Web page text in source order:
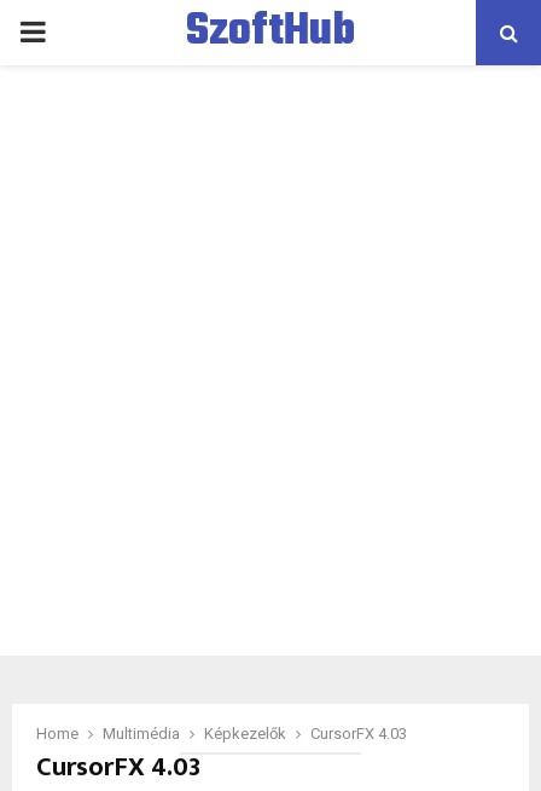
PRIMARY
SzoftHub
Home Multimédia Képkezelők CursorFX 4.03
CursorFX 4.03